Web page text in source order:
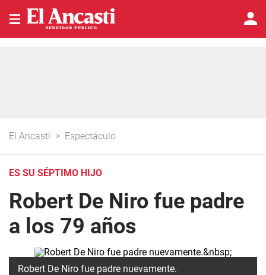
El Ancasti > Espectáculo
ES SU SÉPTIMO HIJO
Robert De Niro fue padre
a los 79 años
Robert De Niro fue padre nuevamente.